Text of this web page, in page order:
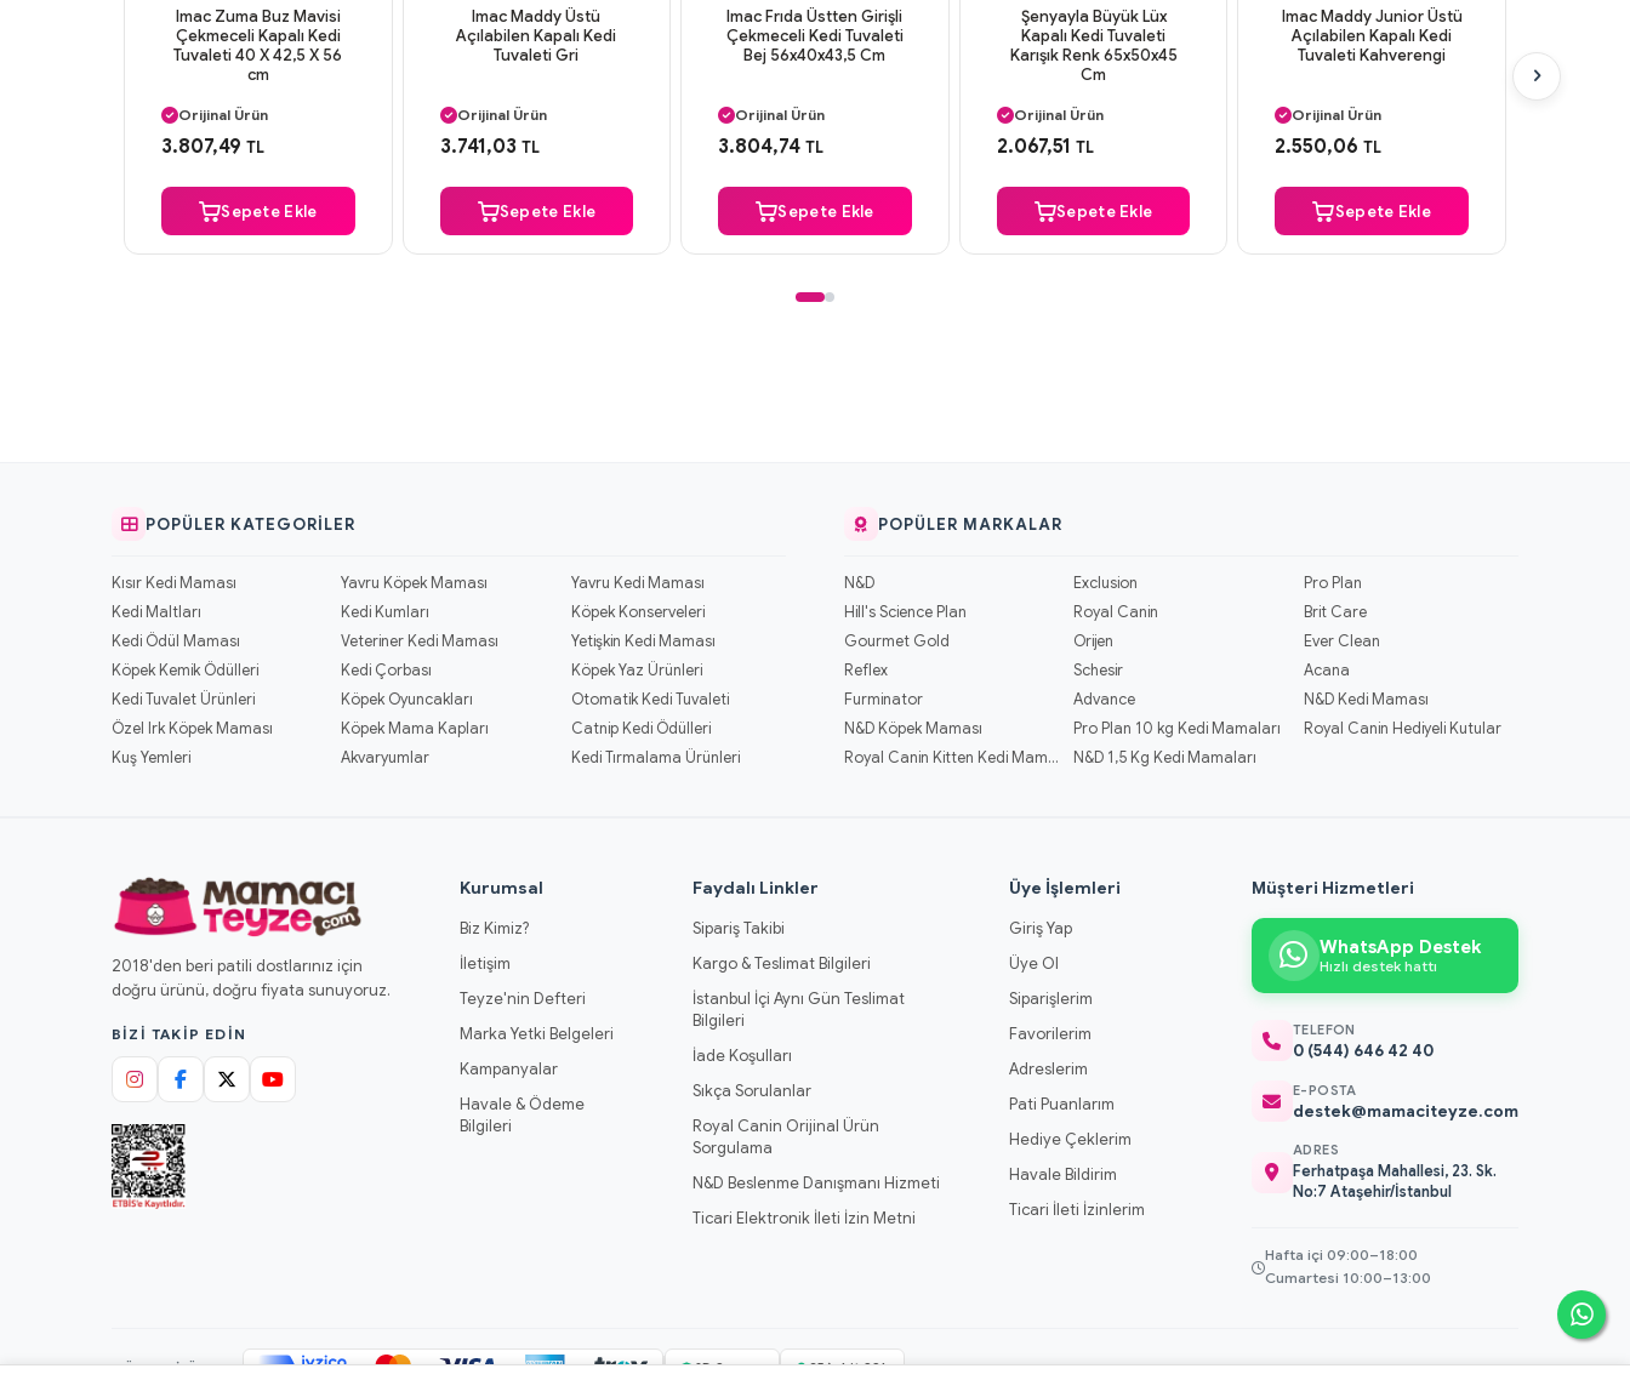
Imac Zuma Buz Mavisi
Çekmeceli Kapalı Kedi
Tuvaleti 40 X 42,5 X 56
cm
Orijinal Ürün
Güvenli Ödeme
3.807,49 TL
Sepete Ekle
Imac Maddy Üstü
Açılabilen Kapalı Kedi
Tuvaleti Gri
Orijinal Ürün
Güvenli Ödeme
3.741,03 TL
Sepete Ekle
Imac Frıda Üstten Girişli
Çekmeceli Kedi Tuvaleti
Bej 56x40x43,5 Cm
Orijinal Ürün
Güvenli Ödeme
3.804,74 TL
Sepete Ekle
Şenyayla Büyük Lüx
Kapalı Kedi Tuvaleti
Karışık Renk 65x50x45
Cm
Orijinal Ürün
Güvenli Ödeme
2.067,51 TL
Sepete Ekle
Imac Maddy Junior Üstü
Açılabilen Kapalı Kedi
Tuvaleti Kahverengi
Orijinal Ürün
Güvenli Ödeme
2.550,06 TL
Sepete Ekle
POPÜLER KATEGORILER
Kısır Kedi Maması Yavru Köpek Maması
Yavru Kedi Maması
Kedi Maltları
Kedi Kumları
Köpek Konserveleri
Kedi Ödül Maması
Veteriner Kedi Maması
Yetişkin Kedi Maması
Köpek Kemik Ödülleri
Kedi Çorbası
Köpek Yaz Ürünleri
Kedi Tuvalet Ürünleri
Köpek Oyuncakları
Otomatik Kedi Tuvaleti
Özel Irk Köpek Maması
Köpek Mama Kapları
Catnip Kedi Ödülleri
Kuş Yemleri
Akvaryumlar Kedi Tırmalama Ürünleri
POPÜLER MARKALAR
N&D Exclusion
Pro Plan
Hill's Science Plan
Royal Canin
Brit Care
Gourmet Gold
Orijen
Ever Clean
Reflex
Schesir
Acana
Furminator
Advance
N&D Kedi Maması
N&D Köpek Maması
Pro Plan 10 kg Kedi Mamaları
Royal Canin Hediyeli Kutular
Royal Canin Kitten Kedi Mamaları
N&D 1,5 Kg Kedi Mamaları
2018'den beri patili dostlarınız için
doğru ürünü, doğru fiyata sunuyoruz.
BIZI TAKIP EDIN
Kurumsal
Biz Kimiz?
İletişim
Teyze'nin Defteri
Marka Yetki Belgeleri
Kampanyalar
Havale & Ödeme
Bilgileri
Faydalı Linkler
Sipariş Takibi
Kargo & Teslimat Bilgileri
İstanbul İçi Aynı Gün Teslimat
Bilgileri
İade Koşulları
Sıkça Sorulanlar
Royal Canin Orijinal Ürün
Sorgulama
N&D Beslenme Danışmanı Hizmeti
Ticari Elektronik İleti İzin Metni
Üye İşlemleri
Giriş Yap
Üye Ol
Siparişlerim
Favorilerim
Adreslerim
Pati Puanlarım
Hediye Çeklerim
Havale Bildirim
Ticari İleti İzinlerim
Müşteri Hizmetleri
WhatsApp Destek
Hızlı destek hattı
TELEFON
0 (544) 646 42 40
E-POSTA
destek@mamaciteyze.com
ADRES
Ferhatpaşa Mahallesi, 23. Sk.
No:7 Ataşehir/İstanbul
Hafta içi 09:00–18:00
Cumartesi 10:00–13:00
GÜVENLI ÖDEME 3D Secure 256-bit SSL